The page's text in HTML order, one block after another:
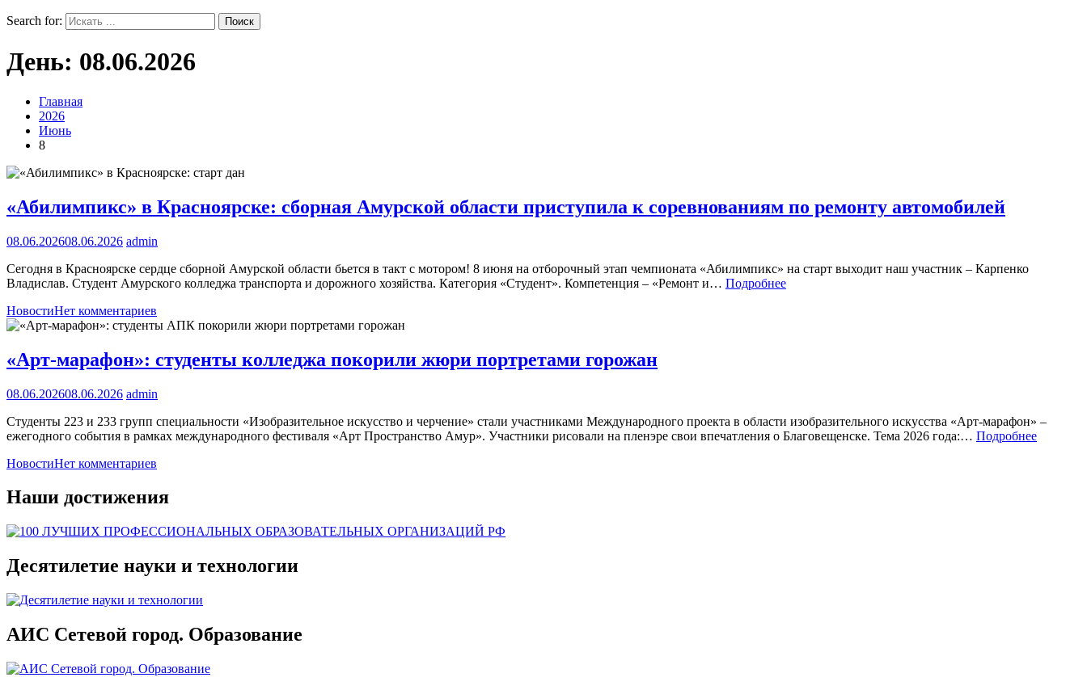
Search for:
День: 08.06.2026
Главная
2026
Июнь
8
«Абилимпикс» в Красноярске: сборная Амурской области приступила к соревнованиям по ремонту автомобилей
08.06.202608.06.2026 admin
Сегодня в Красноярске сердце сборной Амурской области бьется в такт с мотором! 8 июня на отборочный этап чемпионата «Абилимпикс» на старт выходит наш участник – Карпенко
Владислав. Студент Амурского колледжа транспорта и дорожного хозяйства. Категория «Студент». Компетенция – «Ремонт и… Подробнее
НовостиНет комментариев
«Арт-марафон»: студенты колледжа покорили жюри портретами горожан
08.06.202608.06.2026 admin
Студенты 223 и 233 групп специальности «Изобразительное искусство и черчение» стали участниками Международного проекта в области изобразительного искусства «Арт-марафон» –
ежегодного события в рамках международного фестиваля «Арт Пространство Амур». Участники рисовали на пленэре свои впечатления о Благовещенске. Тема 2026 года:… Подробнее
НовостиНет комментариев
Наши достижения
Десятилетие науки и технологии
АИС Сетевой город. Образование